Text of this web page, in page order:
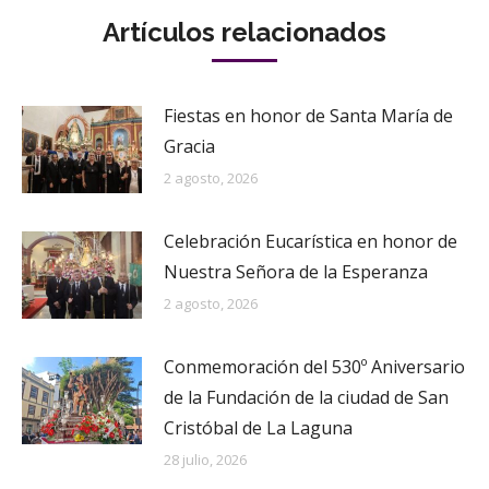
Artículos relacionados
Fiestas en honor de Santa María de
Gracia
2 agosto, 2026
Celebración Eucarística en honor de
Nuestra Señora de la Esperanza
2 agosto, 2026
Conmemoración del 530º Aniversario
de la Fundación de la ciudad de San
Cristóbal de La Laguna
28 julio, 2026